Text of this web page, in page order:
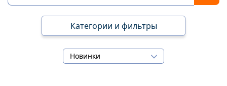
Категории и фильтры
Новинки